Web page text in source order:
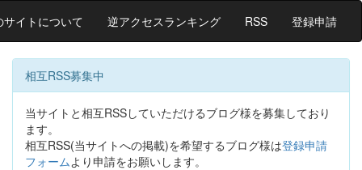
サイトについて 逆アクセスランキング RSS 登録申請
相互RSS募集中
当サイトと相互RSSしていただけるブログ様を募集しており
ます。
相互RSS(当サイトへの掲載)を希望するブログ様は登録申請
フォームより申請をお願いします。